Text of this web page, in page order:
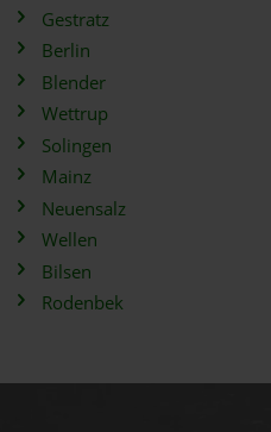
Gestratz
Berlin
Blender
Wettrup
Solingen
Mainz
Neuensalz
Wellen
Bilsen
Rodenbek